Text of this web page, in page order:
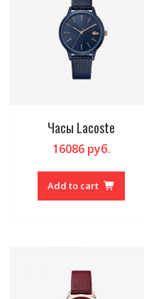
Часы Lacoste
16086руб.
Add to cart